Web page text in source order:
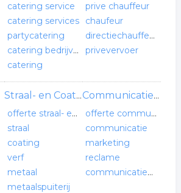
catering service
catering services
partycatering
catering bedrijven
catering
prive chauffeur
chaufeur
directiechauffeur
privevervoer
Straal- en Coatingbedrijf
offerte straal- en coatingbedrijf
straal
coating
verf
metaal
metaalspuiterij
Communicatie bureau
offerte communicatie bureau
communicatie
marketing
reclame
communicatiebureau